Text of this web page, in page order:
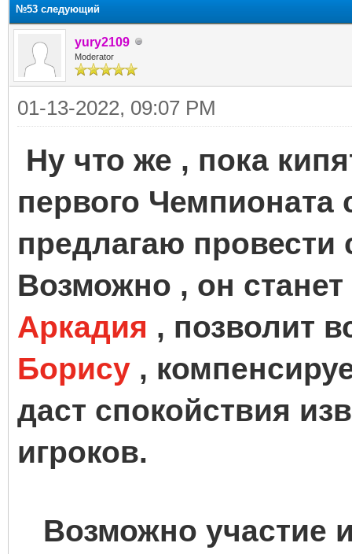
№53 следующий
yury2109
Moderator
01-13-2022, 09:07 PM
Ну что же , пока
первого Чемпионата
предлагаю
Возможно , он
Аркадия , позволит
Борису ,
даст спокойствия
игроков.
Возможно участие